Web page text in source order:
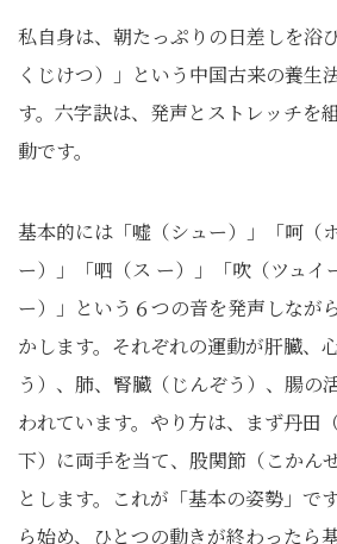
私自身は、朝たっぷりの日差しを浴
くじけつ）」という中国古来の養生
す。六字訣は、発声とストレッチを
動です。
基本的には「嘘（シュー）」「呵（
ー）」「呬（ス ー）」「吹（ツュイ
ー）」という６つの音を発声しなが
かします。それぞれの運動が肝臓、
う）、肺、腎臓（じんぞう）、腸の
われています。やり方は、まず丹田
下）に両手を当て、股関節（こかん
とします。これが「基本の姿勢」で
ら始め、ひとつの動きが終わったら